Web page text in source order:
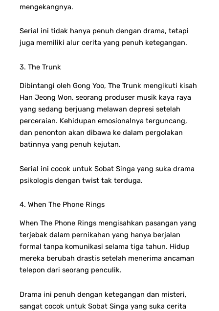
mengekangnya.
Serial ini tidak hanya penuh dengan drama, tetapi
juga memiliki alur cerita yang penuh ketegangan.
3. The Trunk
Dibintangi oleh Gong Yoo, The Trunk mengikuti kisah
Han Jeong Won, seorang produser musik kaya raya
yang sedang berjuang melawan depresi setelah
perceraian. Kehidupan emosionalnya terguncang,
dan penonton akan dibawa ke dalam pergolakan
batinnya yang penuh kejutan.
Serial ini cocok untuk Sobat Singa yang suka drama
psikologis dengan twist tak terduga.
4. When The Phone Rings
When The Phone Rings mengisahkan pasangan yang
terjebak dalam pernikahan yang hanya berjalan
formal tanpa komunikasi selama tiga tahun. Hidup
mereka berubah drastis setelah menerima ancaman
telepon dari seorang penculik.
Drama ini penuh dengan ketegangan dan misteri,
sangat cocok untuk Sobat Singa yang suka cerita